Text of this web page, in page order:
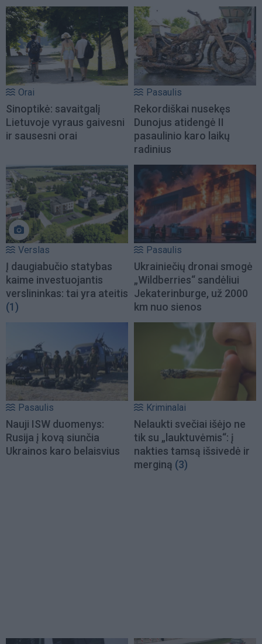
Orai
Sinoptikė: savaitgalį
Lietuvoje vyraus gaivesni
ir sausesni orai
Pasaulis
Rekordiškai nusekęs
Dunojus atidengė II
pasaulinio karo laikų
radinius
Verslas
Į daugiabučio statybas
kaime investuojantis
verslininkas: tai yra ateitis
(1)
Pasaulis
Ukrainiečių dronai smogė
„Wildberries“ sandėliui
Jekaterinburge, už 2000
km nuo sienos
Pasaulis
Nauji ISW duomenys:
Rusija į kovą siunčia
Ukrainos karo belaisvius
Kriminalai
Nelaukti svečiai išėjo ne
tik su „lauktuvėmis“: į
nakties tamsą išsivedė ir
merginą (3)